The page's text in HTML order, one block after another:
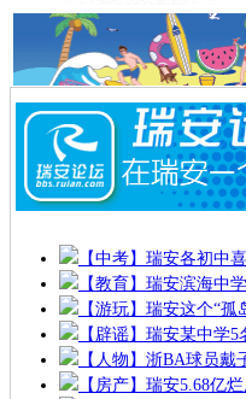
【中考】瑞安各初中
【教育】瑞安滨海中
【游玩】瑞安这个“孤
【辟谣】瑞安某中学5
【人物】浙BA球员戴
【房产】瑞安5.68亿